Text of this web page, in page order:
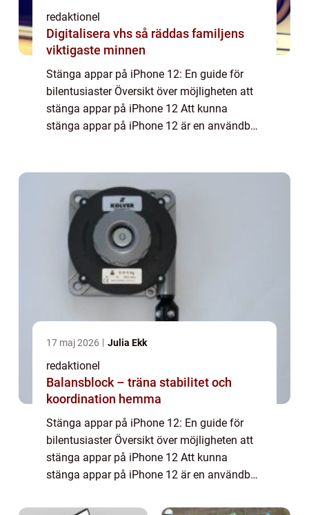
redaktionel
Digitalisera vhs så räddas familjens
viktigaste minnen
Stänga appar på iPhone 12: En guide för
bilentusiaster Översikt över möjligheten att
stänga appar på iPhone 12 Att kunna
stänga appar på iPhone 12 är en användbar
17 maj 2026 Julia Ekk
redaktionel
Balansblock – träna stabilitet och
koordination hemma
Stänga appar på iPhone 12: En guide för
bilentusiaster Översikt över möjligheten att
stänga appar på iPhone 12 Att kunna
stänga appar på iPhone 12 är en användbar
kontroll över sin enhet och förbättrar